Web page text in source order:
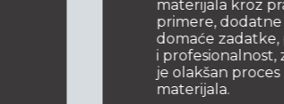
materijala kroz praktične
primere, dodatne vežbe i
domaće zadatke, podršku
i profesionalnost, značajno
je olakšan proces učenja
materijala.